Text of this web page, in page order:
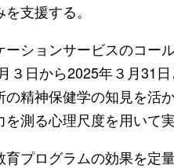
支援する。
ションサービスのコー
３日から2025年３月31
精神保健学の知見を活
測る心理尺度を用いて
プログラムの効果を定